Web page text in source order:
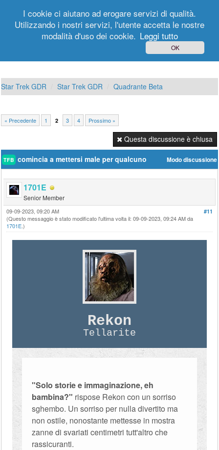
Registrati
Star Trek GDR Star Trek GDR Quadrante Beta
« Precedente 1 2 3 4 Prossimo »
Questa discussione è chiusa
Modo discussione
TFB comincia a mettersi male per qualcuno
1701E
Senior Member
#11
09-09-2023, 09:20 AM
(Questo messaggio è stato modificato l'ultima volta il: 09-09-2023, 09:24 AM da
1701E.)
Rekon
Tellarite
"Solo storie e immaginazione, eh
bambina?" rispose Rekon con un sorriso
sghembo. Un sorriso per nulla divertito ma
non ostile, nonostante mettesse in mostra
zanne di svariati centimetri tutt'altro che
rassicuranti.
I cookie ci aiutano ad erogare servizi di qualità.
Utilizzando i nostri servizi, l'utente accetta le nostre
modalità d'uso dei cookie. Leggi tutto
OK